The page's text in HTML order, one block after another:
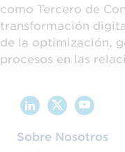
como Tercero de
transformación
de la optimización,
procesos en las
Sobre Nosotros